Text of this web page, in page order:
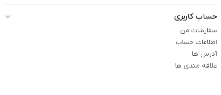
حساب کاربری
سفارشات من
اطلاعات حساب
آدرس ها
علاقه مندی ها